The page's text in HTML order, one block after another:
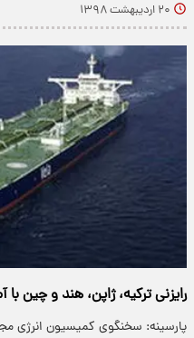
۲۰ اردیبهشت ۱۳۹۸
رایزنی ترکیه، ژاپن، هند و چین با
پارسینه: سخنگوی کمیسیون انرژی